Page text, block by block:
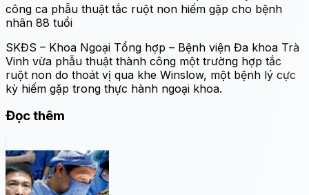
công ca phẫu thuật tắc ruột non hiếm gặp cho bệnh
nhân 88 tuổi
SKĐS – Khoa Ngoại Tổng hợp – Bệnh viện Đa khoa Trà
Vinh vừa phẫu thuật thành công một trường hợp tắc
ruột non do thoát vị qua khe Winslow, một bệnh lý cực
kỳ hiếm gặp trong thực hành ngoại khoa.
Đọc thêm